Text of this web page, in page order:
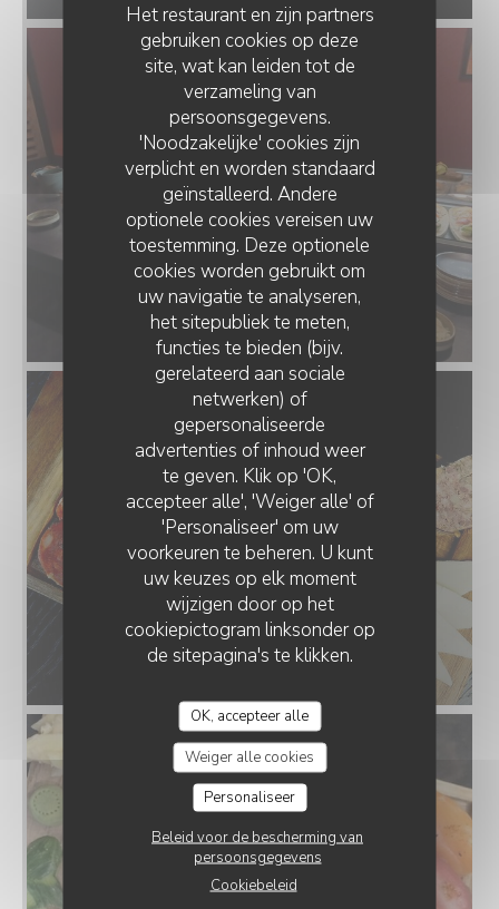
Het restaurant en zijn partners
gebruiken cookies op deze
site, wat kan leiden tot de
verzameling van
persoonsgegevens.
'Noodzakelijke' cookies zijn
verplicht en worden standaard
geïnstalleerd. Andere
optionele cookies vereisen uw
toestemming. Deze optionele
cookies worden gebruikt om
uw navigatie te analyseren,
het sitepubliek te meten,
functies te bieden (bijv.
gerelateerd aan sociale
netwerken) of
gepersonaliseerde
advertenties of inhoud weer
te geven. Klik op 'OK,
accepteer alle', 'Weiger alle' of
'Personaliseer' om uw
voorkeuren te beheren. U kunt
uw keuzes op elk moment
wijzigen door op het
cookiepictogram linksonder op
de sitepagina's te klikken.
OK, accepteer alle
Weiger alle cookies
Personaliseer
Beleid voor de bescherming van
persoonsgegevens
Cookiebeleid